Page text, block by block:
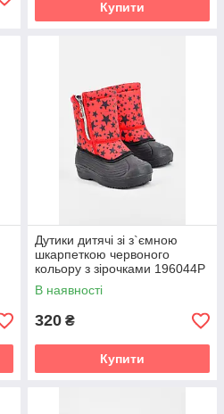
Купити
Дутики дитячі зі з`ємною
шкарпеткою червоного
кольору з зірочками 196044P
В наявності
320 ₴
Купити